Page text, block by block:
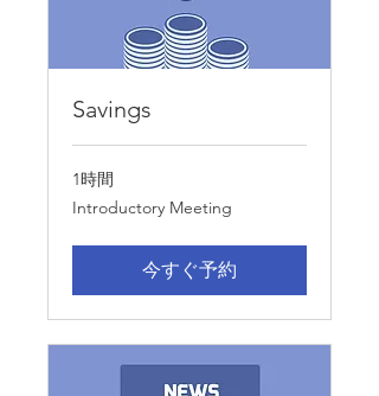
Savings
1時間
Introductory
Meeting
Introductory Meeting
今すぐ予約